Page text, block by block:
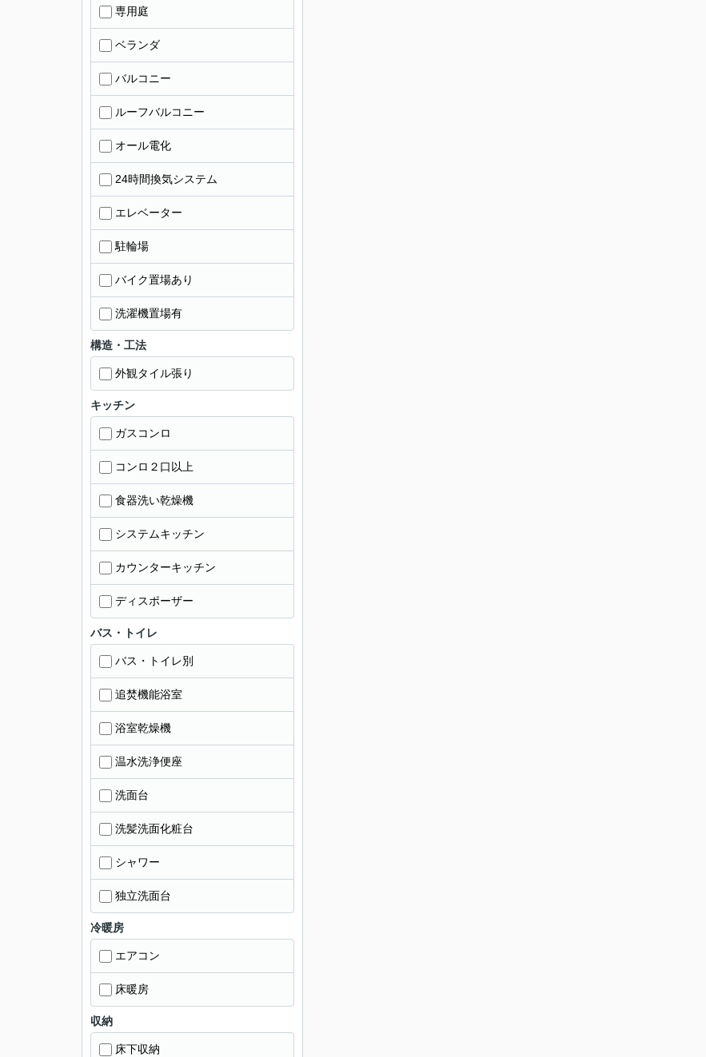
専用庭
ベランダ
バルコニー
ルーフバルコニー
オール電化
24時間換気システム
エレベーター
駐輪場
バイク置場あり
洗濯機置場有
構造・工法
外観タイル張り
キッチン
ガスコンロ
コンロ２口以上
食器洗い乾燥機
システムキッチン
カウンターキッチン
ディスポーザー
バス・トイレ
バス・トイレ別
追焚機能浴室
浴室乾燥機
温水洗浄便座
洗面台
洗髪洗面化粧台
シャワー
独立洗面台
冷暖房
エアコン
床暖房
収納
床下収納